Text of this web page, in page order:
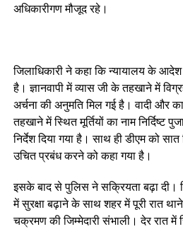
अधिकारीगण मौजूद रहे।
जिलाधिकारी ने कहा कि न्यायालय के
है। ज्ञानवापी में व्यास जी के तहखाने में
अर्चना की अनुमति मिल गई है। वादी और
तहखाने में स्थित मूर्तियों का नाम निर्दिष्ट
निर्देश दिया गया है। साथ ही डीएम को
उचित प्रबंध करने को कहा गया है।
इसके बाद से पुलिस ने सक्रियता बढ़ा दी।
में सुरक्षा बढ़ाने के साथ शहर में पूरी रात
चक्रमण की जिम्मेदारी संभाली। देर रात में